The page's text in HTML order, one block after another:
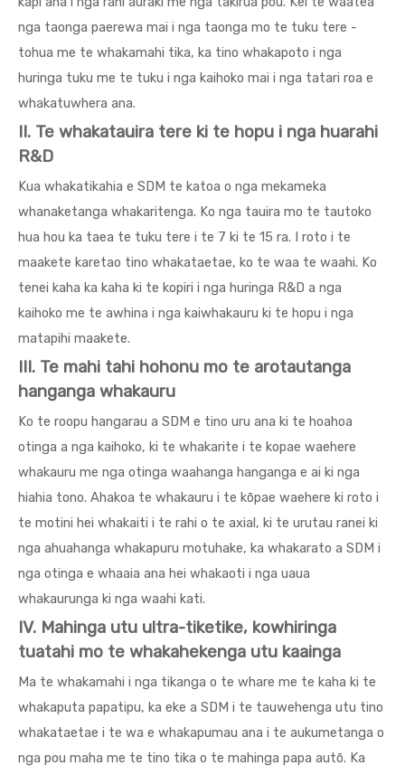
nga taonga paerewa mai i nga taonga mo te tuku tere -
tohua me te whakamahi tika, ka tino whakapoto i nga
huringa tuku me te tuku i nga kaihoko mai i nga tatari roa e
whakatuwhera ana.
II. Te whakatauira tere ki te hopu i nga huarahi
R&D
Kua whakatikahia e SDM te katoa o nga mekameka
whanaketanga whakaritenga. Ko nga tauira mo te tautoko
hua hou ka taea te tuku tere i te 7 ki te 15 ra. I roto i te
maakete karetao tino whakataetae, ko te waa te waahi. Ko
tenei kaha ka kaha ki te kopiri i nga huringa R&D a nga
kaihoko me te awhina i nga kaiwhakauru ki te hopu i nga
matapihi maakete.
III. Te mahi tahi hohonu mo te arotautanga
hanganga whakauru
Ko te roopu hangarau a SDM e tino uru ana ki te hoahoa
otinga a nga kaihoko, ki te whakarite i te kopae waehere
whakauru me nga otinga waahanga hanganga e ai ki nga
hiahia tono. Ahakoa te whakauru i te kōpae waehere ki roto i
te motini hei whakaiti i te rahi o te axial, ki te urutau ranei ki
nga ahuahanga whakapuru motuhake, ka whakarato a SDM i
nga otinga e whaaia ana hei whakaoti i nga uaua
whakaurunga ki nga waahi kati.
IV. Mahinga utu ultra-tiketike, kowhiringa
tuatahi mo te whakahekenga utu kaainga
Ma te whakamahi i nga tikanga o te whare me te kaha ki te
whakaputa papatipu, ka eke a SDM i te tauwehenga utu tino
whakataetae i te wa e whakapumau ana i te aukumetanga o
nga pou maha me te tino tika o te mahinga papa autō. Ka